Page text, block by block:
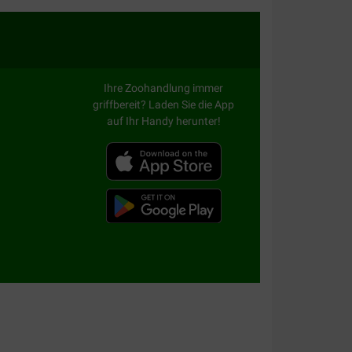
Ihre Zoohandlung immer
griffbereit? Laden Sie die App
auf Ihr Handy herunter!